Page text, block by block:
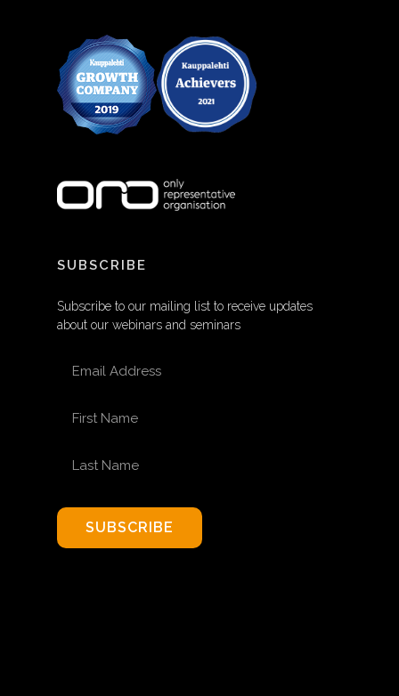
SUBSCRIBE
Subscribe to our mailing list to receive updates
about our webinars and seminars
SUBSCRIBE